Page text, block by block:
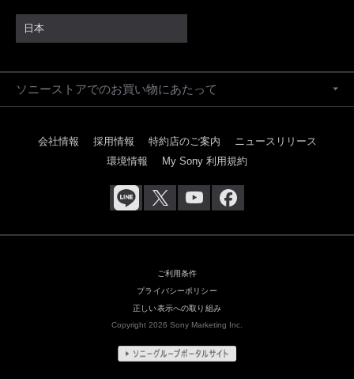
日本
ソニーストアでのお買い物にあたって
会社情報 採用情報 特約店のご案内
ニュースリリース
環境情報
My Sony 利用規約
ご利用条件
プライバシーポリシー
正しい表示への取り組み
Copyright 2026 Sony Marketing Inc.